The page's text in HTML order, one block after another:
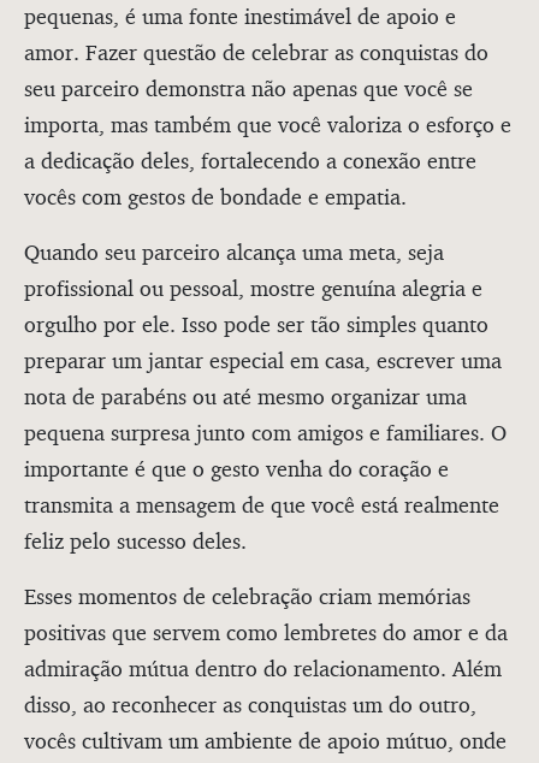
pequenas, é uma fonte inestimável de apoio e
amor. Fazer questão de celebrar as conquistas do
seu parceiro demonstra não apenas que você se
importa, mas também que você valoriza o esforço e
a dedicação deles, fortalecendo a conexão entre
vocês com gestos de bondade e empatia.
Quando seu parceiro alcança uma meta, seja
profissional ou pessoal, mostre genuína alegria e
orgulho por ele. Isso pode ser tão simples quanto
preparar um jantar especial em casa, escrever uma
nota de parabéns ou até mesmo organizar uma
pequena surpresa junto com amigos e familiares. O
importante é que o gesto venha do coração e
transmita a mensagem de que você está realmente
feliz pelo sucesso deles.
Esses momentos de celebração criam memórias
positivas que servem como lembretes do amor e da
admiração mútua dentro do relacionamento. Além
disso, ao reconhecer as conquistas um do outro,
vocês cultivam um ambiente de apoio mútuo, onde